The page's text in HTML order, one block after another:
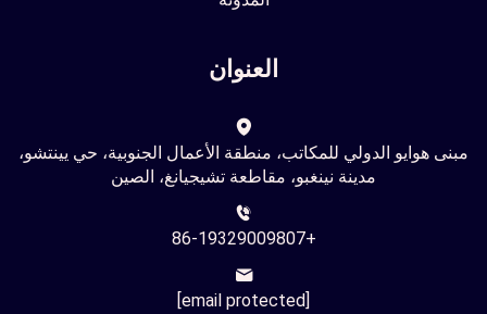
العنوان
مبنى هوايو الدولي للمكاتب، منطقة الأعمال الجنوبية، حي يينتشو،
مدينة نينغبو، مقاطعة تشيجيانغ، الصين
+86-19329009807
[email protected]